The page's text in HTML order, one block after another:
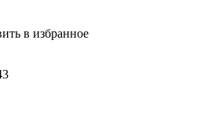
в избранное